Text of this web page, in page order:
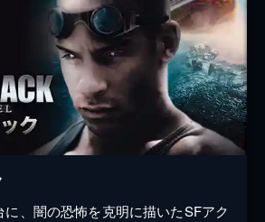
、闇の恐怖を克明に描いたSFアク